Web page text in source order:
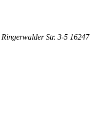
Ringerwalder Str. 3-5 16247